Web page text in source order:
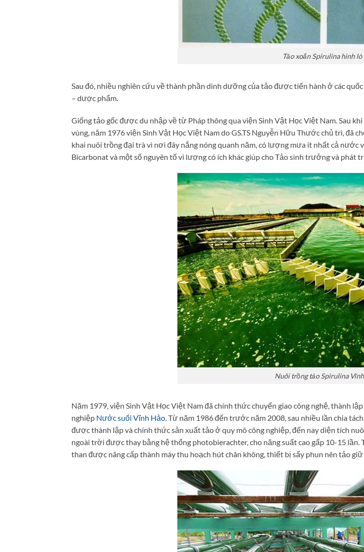
Tảo xoắn Spirulina hình lò
Sau đó, nhiều nghiên cứu về thành phần dinh dưỡng của tảo được tiến hành ở các
– dược phẩm.
Giống tảo gốc được du nhập về từ Pháp thông qua viện Sinh Vật Học Việt Nam. Sau
vùng, năm 1976 viện Sinh Vật Học Việt Nam do GS.TS Nguyễn Hữu Thước chủ trì, đã
khai nuôi trồng đại trà vì nơi đây nắng nóng quanh năm, có lượng mưa ít nhất cả
Bicarbonat và một số nguyên tố vi lượng có ích khác giúp cho Tảo sinh trưởng và phát
Nuôi trồng tảo Spirulina
Năm 1979, viện Sinh Vật Học Việt Nam đã chính thức chuyển giao công nghệ, thành
nghiệp Nước suối Vĩnh Hảo. Từ năm 1986 đến trước năm 2008, sau nhiều lần chia
được thành lập và chính thức sản xuất tảo ở quy mô công nghiệp, đến nay diện tích
ngoài trời được thay bằng hệ thống photobierachter, cho năng suất cao gấp 10-15
than được nâng cấp thành máy thu hoạch hút chân không, thiết bị sấy phun nên tảo